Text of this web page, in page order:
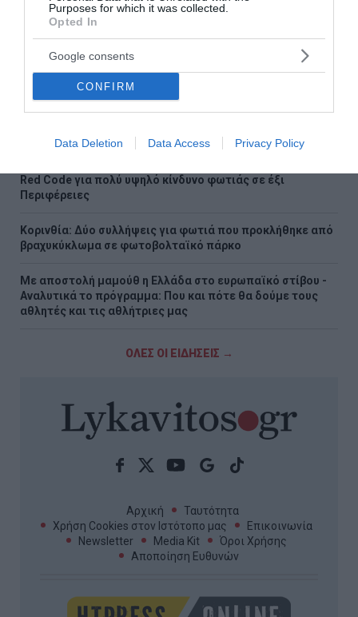
Purposes for which it was collected.
Opted In
Google consents
CONFIRM
Data Deletion Data Access Privacy Policy
ίχνη αρχικατασκόπου του Άσαντ
του Ορμούζ
77χρονος από πηγάδι
Red Code για πολύ υψηλό κίνδυνο φωτιάς σε έξι
Περιφέρειες
Κορινθία: Δύο συλλήψεις για φωτιά που προκλήθηκε από
βραχυκύκλωμα σε φωτοβολταϊκό πάρκο
Με αποστολή μαμούθ η Ελλάδα στο ευρωπαϊκό στίβου -
Αναλυτικά το πρόγραμμα: Που και πότε θα δούμε τους
αθλητές και τις αθλήτριες μας
ΟΛΕΣ ΟΙ ΕΙΔΗΣΕΙΣ →
Αρχική
Ταυτότητα
Χρήση Cookies στον Ιστότοπο μας
Επικοινωνία
Newsletter
Media Kit
Όροι Χρήσης
Αποποίηση Ευθυνών